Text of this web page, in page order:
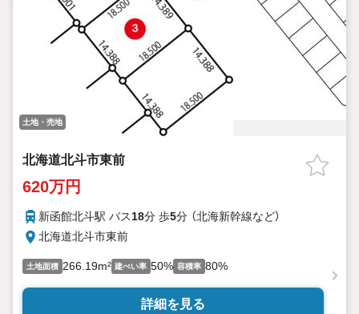
土地・売地
北海道北斗市東前
620万円
新函館北斗駅 バス18分 歩5分 （北海新幹線など）
北海道北斗市東前
土地面積 266.19m² 建ぺい率 50% 容積率 80%
詳細を見る